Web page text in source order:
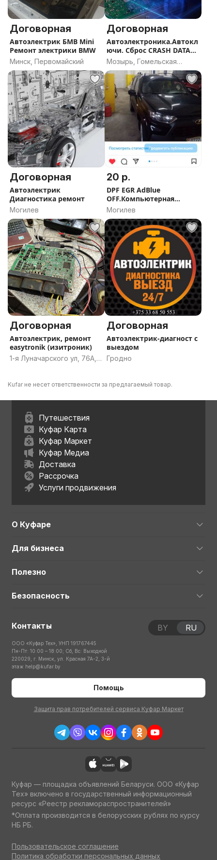
Договорная
Автоэлектрик БМВ Mini
Ремонт электрики BMW
Минск, Первомайский
Договорная
Автоэлектроника.Автокл
ючи. Сброс CRASH DATA
SRS
Мозырь, Гомельская
область
Договорная
Автоэлектрик
Диагностика ремонт
Могилев
20 р.
DPF EGR AdBlue
OFF.Компьютерная
диагностика
Могилев
Договорная
Автоэлектрик, ремонт
easytronik (изитроник)
1-я Луначарского ул, 76А,
Договорная
Автоэлектрик-диагност с
выездом
Гродно
Kufar не несет ответственности за предлагаемый товар.
Путешествия
Куфар Карта
Куфар Маркет
Куфар Медиа
Доставка
Рассрочка
Услуги продвижения
О Куфаре
Для бизнеса
Полезно
Безопасность
Контакты
ООО «Куфар Тех», УНП 191767445
Пн-Пт: 10:00 – 18:00; Сб, Вс: Выходной
220029, г. Минск, ул. Красная 7А-2, 3-й
этаж help@kufar.by
Помощь
Защита прав потребителей сервиса Куфар Маркет
BY RU
Куфар — площадка объявлений Беларуси. ООО «Куфар
Тех» включено в государственный информационный
ресурс «Реестр рекламораспространителей»
*Оплата производится в белорусских рублях по курсу
НБ РБ.
Пользовательское соглашение
Политика обработки персональных данных